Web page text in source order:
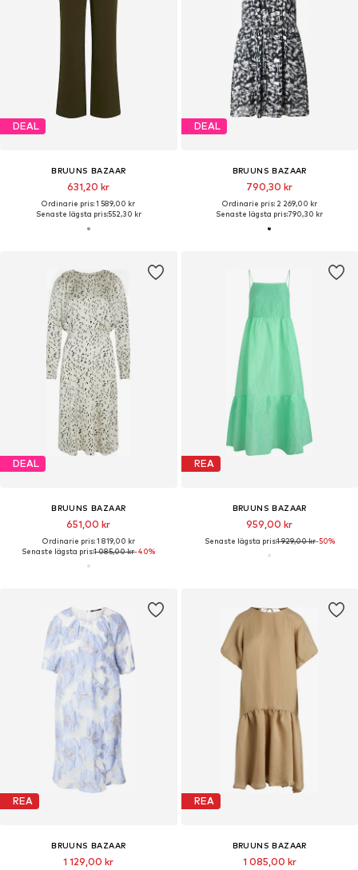
DEAL
BRUUNS BAZAAR
631,20 kr
Ordinarie pris: 1 589,00 kr
Senaste lägsta pris:552,30 kr
DEAL
BRUUNS BAZAAR
790,30 kr
Ordinarie pris: 2 269,00 kr
Senaste lägsta pris:790,30 kr
DEAL
BRUUNS BAZAAR
651,00 kr
Ordinarie pris: 1 819,00 kr
Senaste lägsta pris:1 085,00 kr-40%
REA
BRUUNS BAZAAR
959,00 kr
Senaste lägsta pris:1 929,00 kr-50%
REA
BRUUNS BAZAAR
1 129,00 kr
REA
BRUUNS BAZAAR
1 085,00 kr